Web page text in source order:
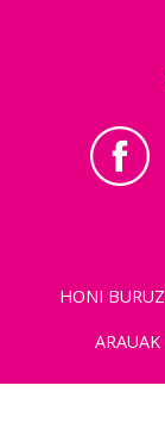
HONI BURUZ
ARAUAK